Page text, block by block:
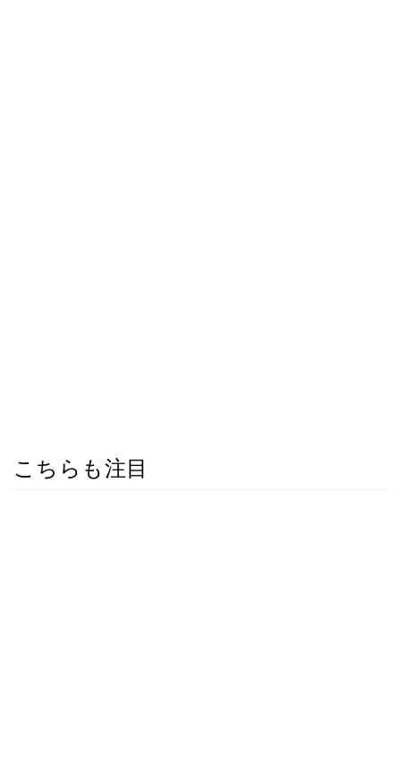
こちらも注目